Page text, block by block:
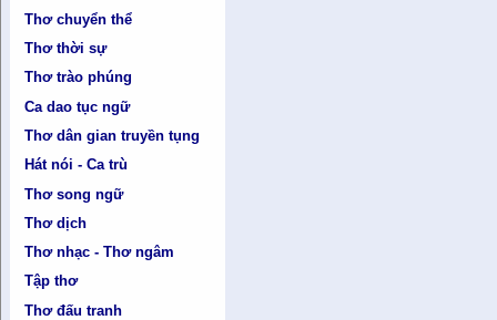
Thơ chuyển thể
Thơ thời sự
Thơ trào phúng
Ca dao tục ngữ
Thơ dân gian truyền tụng
Hát nói - Ca trù
Thơ song ngữ
Thơ dịch
Thơ nhạc - Thơ ngâm
Tập thơ
Thơ đấu tranh